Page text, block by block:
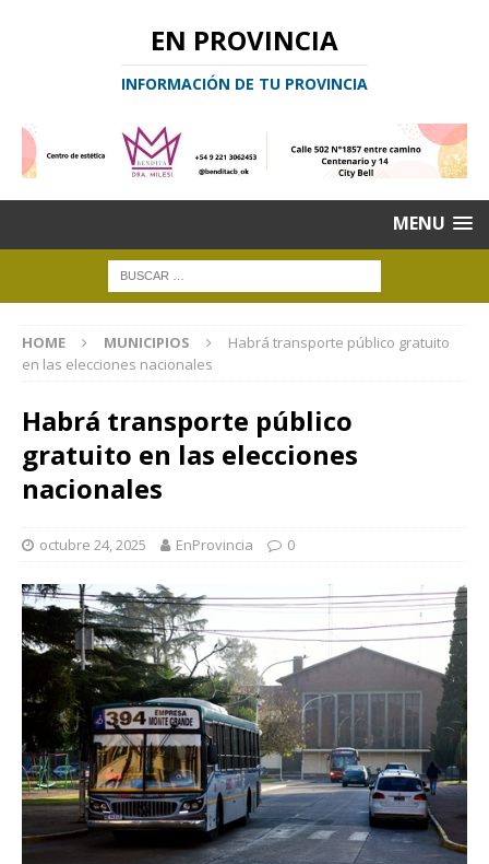
EN PROVINCIA
INFORMACIÓN DE TU PROVINCIA
MENU
HOME MUNICIPIOS
Habrá transporte público gratuito
en las elecciones nacionales
Habrá transporte público
gratuito en las elecciones
nacionales
octubre 24, 2025 EnProvincia 0